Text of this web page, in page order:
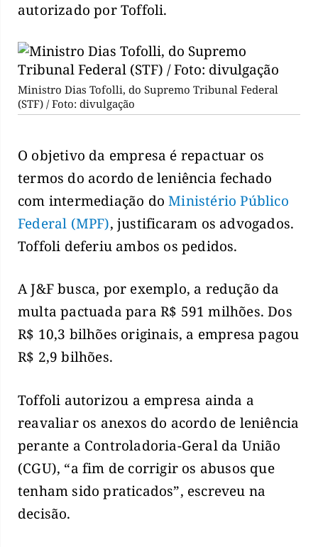
autorizado por Toffoli.
Ministro Dias Tofolli, do Supremo Tribunal Federal
(STF) / Foto: divulgação
O objetivo da empresa é repactuar os
termos do acordo de leniência fechado
com intermediação doMinistério Público
Federal (MPF), justificaram os advogados.
Toffoli deferiu ambos os pedidos.
A J&F busca, por exemplo, a redução da
multa pactuada para R$ 591 milhões. Dos
R$ 10,3 bilhões originais, a empresa pagou
R$ 2,9 bilhões.
Toffoli autorizou a empresa ainda a
reavaliar os anexos do acordo de leniência
perante a Controladoria-Geral da União
(CGU), “a fim de corrigir os abusos que
tenham sido praticados”, escreveu na
decisão.